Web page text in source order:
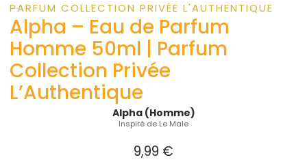
PARFUM COLLECTION PRIVÉE L'AUTHENTIQUE
Alpha – Eau de Parfum
Homme 50ml | Parfum
Collection Privée
L’Authentique
Alpha (Homme)
Inspiré de Le Male
9,99 €